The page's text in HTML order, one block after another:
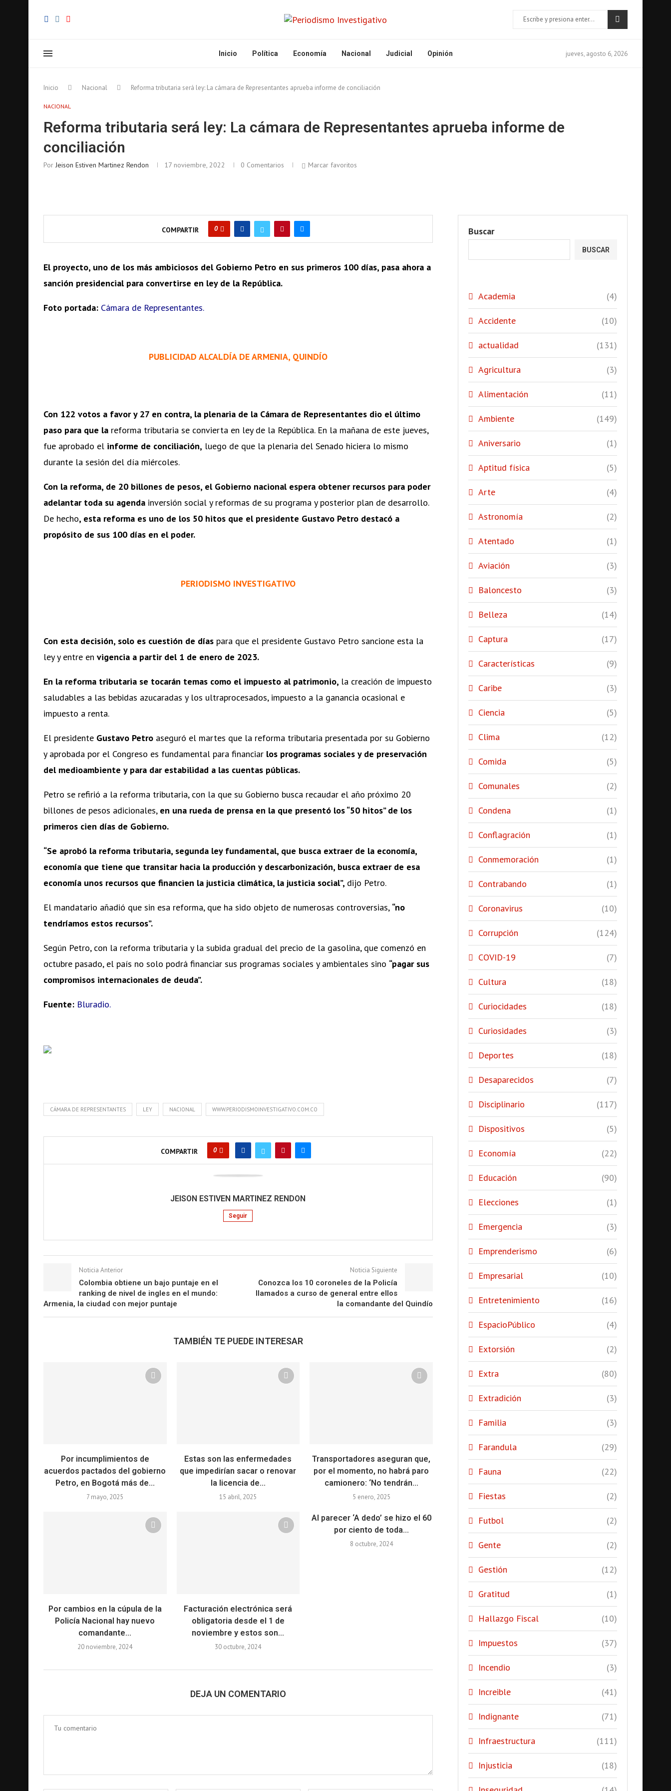
Inicio Política Economía Nacional Judicial Opinión jueves, agosto 6, 2026
Inicio Nacional Reforma tributaria será ley: La cámara de Representantes aprueba informe de conciliación
NACIONAL
Reforma tributaria será ley: La cámara de Representantes aprueba informe de
conciliación
Por Jeison Estiven Martinez Rendon 17 noviembre, 2022 0 Comentarios Marcar favoritos
COMPARTIR 0
El proyecto, uno de los más ambiciosos del Gobierno Petro en sus primeros 100 días, pasa ahora a
sanción presidencial para convertirse en ley de la República.
Foto portada: Cámara de Representantes.
PUBLICIDAD ALCALDÍA DE ARMENIA, QUINDÍO
Con 122 votos a favor y 27 en contra, la plenaria de la Cámara de Representantes dio el último
paso para que la reforma tributaria se convierta en ley de la República. En la mañana de este jueves,
fue aprobado el informe de conciliación, luego de que la plenaria del Senado hiciera lo mismo
durante la sesión del día miércoles.
Con la reforma, de 20 billones de pesos, el Gobierno nacional espera obtener recursos para poder
adelantar toda su agenda inversión social y reformas de su programa y posterior plan de desarrollo.
De hecho, esta reforma es uno de los 50 hitos que el presidente Gustavo Petro destacó a
propósito de sus 100 días en el poder.
PERIODISMO INVESTIGATIVO
Con esta decisión, solo es cuestión de días para que el presidente Gustavo Petro sancione esta la
ley y entre en vigencia a partir del 1 de enero de 2023.
En la reforma tributaria se tocarán temas como el impuesto al patrimonio, la creación de impuesto
saludables a las bebidas azucaradas y los ultraprocesados, impuesto a la ganancia ocasional e
impuesto a renta.
El presidente Gustavo Petro aseguró el martes que la reforma tributaria presentada por su Gobierno
y aprobada por el Congreso es fundamental para financiar los programas sociales y de preservación
del medioambiente y para dar estabilidad a las cuentas públicas.
Petro se refirió a la reforma tributaria, con la que su Gobierno busca recaudar el año próximo 20
billones de pesos adicionales, en una rueda de prensa en la que presentó los “50 hitos” de los
primeros cien días de Gobierno.
“Se aprobó la reforma tributaria, segunda ley fundamental, que busca extraer de la economía,
economía que tiene que transitar hacia la producción y descarbonización, busca extraer de esa
economía unos recursos que financien la justicia climática, la justicia social”, dijo Petro.
El mandatario añadió que sin esa reforma, que ha sido objeto de numerosas controversias, “no
tendríamos estos recursos”.
Según Petro, con la reforma tributaria y la subida gradual del precio de la gasolina, que comenzó en
octubre pasado, el país no solo podrá financiar sus programas sociales y ambientales sino “pagar sus
compromisos internacionales de deuda”.
Fuente: Bluradio.
CÁMARA DE REPRESENTANTES LEY NACIONAL WWW.PERIODISMOINVESTIGATIVO.COM.CO
COMPARTIR 0
JEISON ESTIVEN MARTINEZ RENDON
Seguir
Noticia Anterior
Colombia obtiene un bajo puntaje en el
ranking de nivel de ingles en el mundo:
Armenia, la ciudad con mejor puntaje
Noticia Siguiente
Conozca los 10 coroneles de la Policía
llamados a curso de general entre ellos
la comandante del Quindío
TAMBIÉN TE PUEDE INTERESAR
Por incumplimientos de
acuerdos pactados del gobierno
Petro, en Bogotá más de...
7 mayo, 2025
Estas son las enfermedades
que impedirían sacar o renovar
la licencia de...
15 abril, 2025
Transportadores aseguran que,
por el momento, no habrá paro
camionero: ‘No tendrán...
5 enero, 2025
Por cambios en la cúpula de la
Policía Nacional hay nuevo
comandante...
20 noviembre, 2024
Facturación electrónica será
obligatoria desde el 1 de
noviembre y estos son...
30 octubre, 2024
Al parecer ‘A dedo’ se hizo el 60
por ciento de toda...
8 octubre, 2024
DEJA UN COMENTARIO
Buscar
BUSCAR
Academia (4)
Accidente (10)
actualidad (131)
Agricultura (3)
Alimentación (11)
Ambiente (149)
Aniversario (1)
Aptitud física (5)
Arte (4)
Astronomía (2)
Atentado (1)
Aviación (3)
Baloncesto (3)
Belleza (14)
Captura (17)
Características (9)
Caribe (3)
Ciencia (5)
Clima (12)
Comida (5)
Comunales (2)
Condena (1)
Conflagración (1)
Conmemoración (1)
Contrabando (1)
Coronavirus (10)
Corrupción (124)
COVID-19 (7)
Cultura (18)
Curiocidades (18)
Curiosidades (3)
Deportes (18)
Desaparecidos (7)
Disciplinario (117)
Dispositivos (5)
Economía (22)
Educación (90)
Elecciones (1)
Emergencia (3)
Emprenderismo (6)
Empresarial (10)
Entretenimiento (16)
EspacioPúblico (4)
Extorsión (2)
Extra (80)
Extradición (3)
Familia (3)
Farandula (29)
Fauna (22)
Fiestas (2)
Futbol (2)
Gente (2)
Gestión (12)
Gratitud (1)
Hallazgo Fiscal (10)
Impuestos (37)
Incendio (3)
Increible (41)
Indignante (71)
Infraestructura (111)
Injusticia (18)